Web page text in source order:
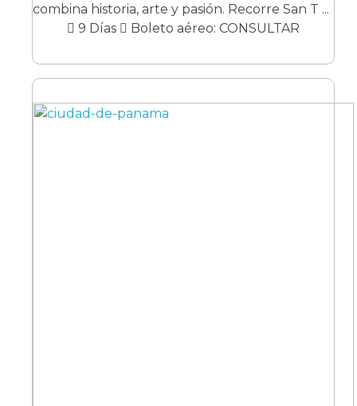
combina historia, arte y pasión. Recorre San T ...
9 Días
Boleto aéreo: CONSULTAR